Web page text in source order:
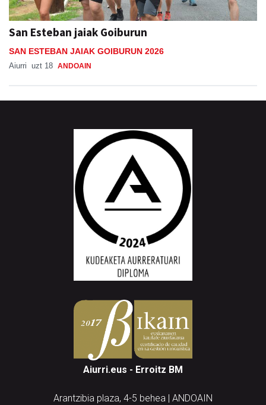
San Esteban jaiak Goiburun
SAN ESTEBAN JAIAK GOIBURUN 2026
Aiurri uzt 18 ANDOAIN
Aiurri.eus - Erroitz BM
Arantzibia plaza, 4-5 behea | ANDOAIN